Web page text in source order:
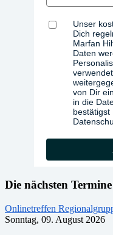
Unser
Dich
Marfan
Daten
von Dir
in die
bestätigst
Die nächsten Termine
Onlinetreffen
Sonntag, 09. August 2026